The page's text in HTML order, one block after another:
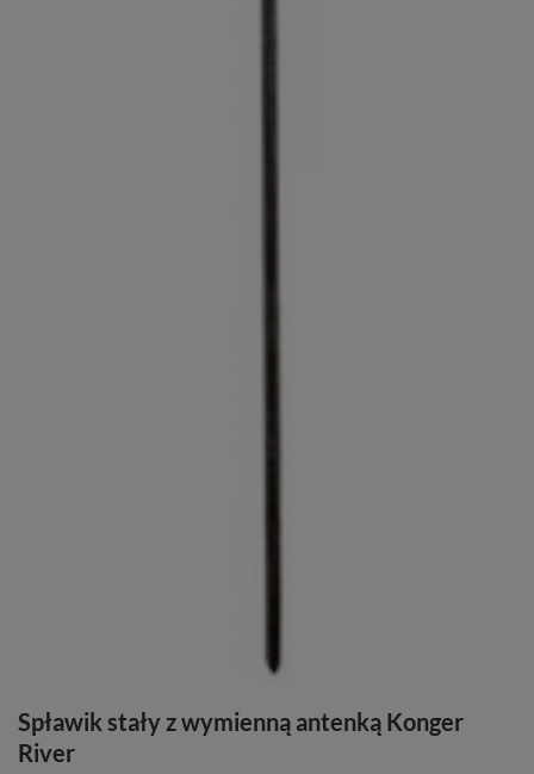
Spławik stały z wymienną antenką Konger
River